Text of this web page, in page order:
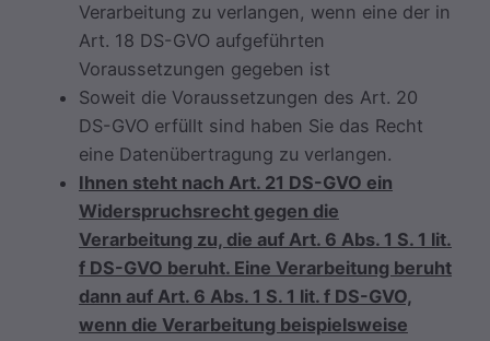
Verarbeitung zu verlangen, wenn eine der in
Art. 18 DS-GVO aufgeführten
Voraussetzungen gegeben ist
Soweit die Voraussetzungen des Art. 20
DS-GVO erfüllt sind haben Sie das Recht
eine Datenübertragung zu verlangen.
Ihnen steht nach Art. 21 DS-GVO ein
Widerspruchsrecht gegen die
Verarbeitung zu, die auf Art. 6 Abs. 1 S. 1 lit.
f DS-GVO beruht. Eine Verarbeitung beruht
dann auf Art. 6 Abs. 1 S. 1 lit. f DS-GVO,
wenn die Verarbeitung beispielsweise